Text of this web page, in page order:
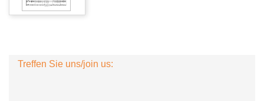
Treffen Sie uns/join us: